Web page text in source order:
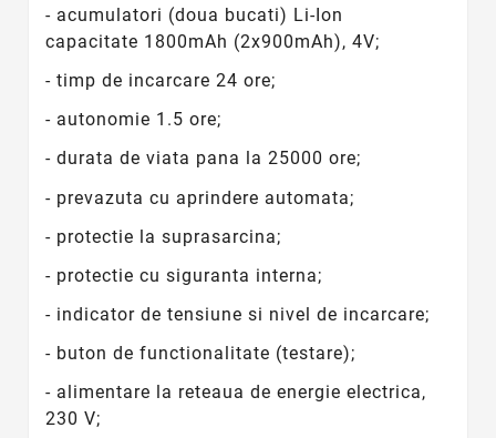
- acumulatori (doua bucati) Li-Ion
capacitate 1800mAh (2x900mAh), 4V;
- timp de incarcare 24 ore;
- autonomie 1.5 ore;
- durata de viata pana la 25000 ore;
- prevazuta cu aprindere automata;
- protectie la suprasarcina;
- protectie cu siguranta interna;
- indicator de tensiune si nivel de incarcare;
- buton de functionalitate (testare);
- alimentare la reteaua de energie electrica,
230 V;